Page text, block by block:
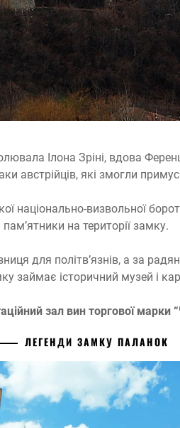
Ілона Зріні, вдова
австрійців, які змогли
національно-визвольної
на території замку.
для політв’язнів, а за
займає історичний музей і
зал вин торгової марки
ЛЕГЕНДИ ЗАМКУ ПАЛАНОК